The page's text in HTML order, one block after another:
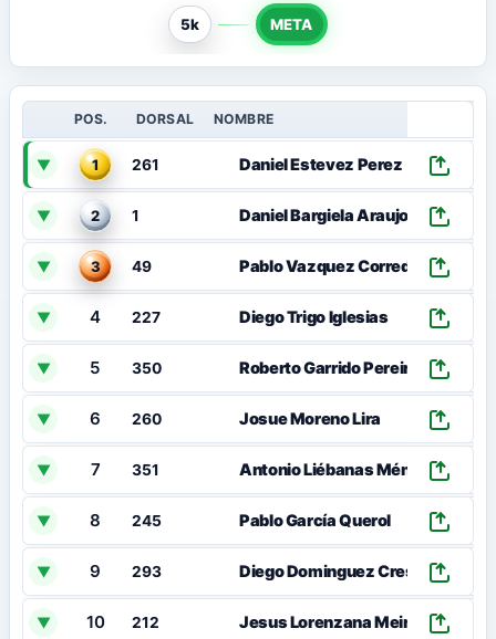
5k META
POS. DORSAL NOMBRE
▼ 1 261 Daniel Estevez Perez
▼ 2 1 Daniel Bargiela Araujo
▼ 3 49 Pablo Vazquez Corredera
▼ 4 227 Diego Trigo Iglesias
▼ 5 350 Roberto Garrido Pereira
▼ 6 260 Josue Moreno Lira
▼ 7 351 Antonio Liébanas Méndez
▼ 8 245 Pablo García Querol
▼ 9 293 Diego Dominguez Crespo
▼ 10 212 Jesus Lorenzana Meire